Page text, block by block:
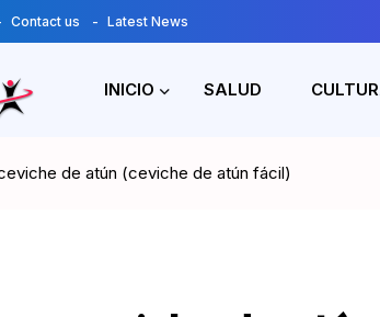
Contact us Latest News
INICIO SALUD
de atún (ceviche de atún fácil)